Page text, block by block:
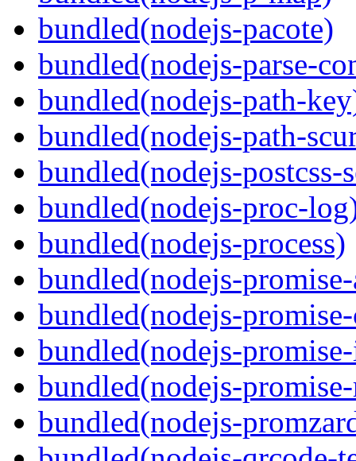
bundled(nodejs-pacote)
bundled(nodejs-parse-
bundled(nodejs-path-
bundled(nodejs-path-
bundled(nodejs-postcss-
bundled(nodejs-proc-
bundled(nodejs-process)
bundled(nodejs-
bundled(nodejs-
bundled(nodejs-
bundled(nodejs-
bundled(nodejs-